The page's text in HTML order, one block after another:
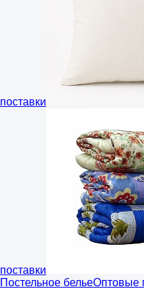
поставки
поставки
Постельное бельеОптовые